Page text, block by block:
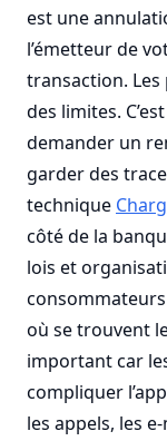
est une
l’émetteur de
transaction. Les
des limites.
demander un
garder des
technique
côté de la
lois et
consommateurs
où se trouvent
important car
compliquer
les appels, les